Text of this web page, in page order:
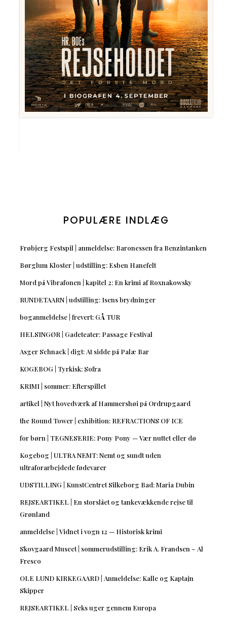
POPULÆRE INDLÆG
Frøbjerg Festspil | anmeldelse: Baronessen fra Benzintanken
Børglum Kloster | udstilling: Esben Hanefelt
Mord på Vibrafonen | kapitel 2: En krimi af Roxnakowsky
RUNDETAARN | udstilling: Isens brydninger
boganmeldelse | frevert: GÅ TUR
HELSINGØR | Gadeteater: Passage Festival
Asger Schnack | digt: At sidde på Palæ Bar
KOGEBOG | Tyrkisk: Sofra
KRIMI | sommer: Efterspillet
artikel | Nyt hovedværk af Hammershøi på Ordrupgaard
the Round Tower | exhibition: REFRACTIONS OF ICE
for børn | TEGNESERIE: Pony Pony — Vær nuttet eller dø
Kogebog | ULTRA NEMT: Nemt og sundt uden
ultraforarbejdede fødevarer
UDSTILLING | KunstCentret Silkeborg Bad: Maria Dubin
REJSEARTIKEL | En storslået og tankevækkende rejse til
Grønland
anmeldelse | Vidnet i vogn 12 — Historisk krimi
Skovgaard Museet | sommerudstilling: Erik A. Frandsen – Al
Fresco
OLE LUND KIRKEGAARD | Anmeldelse: Kalle og Kaptajn
Skipper
REJSEARTIKEL | Seks uger gennem Europa